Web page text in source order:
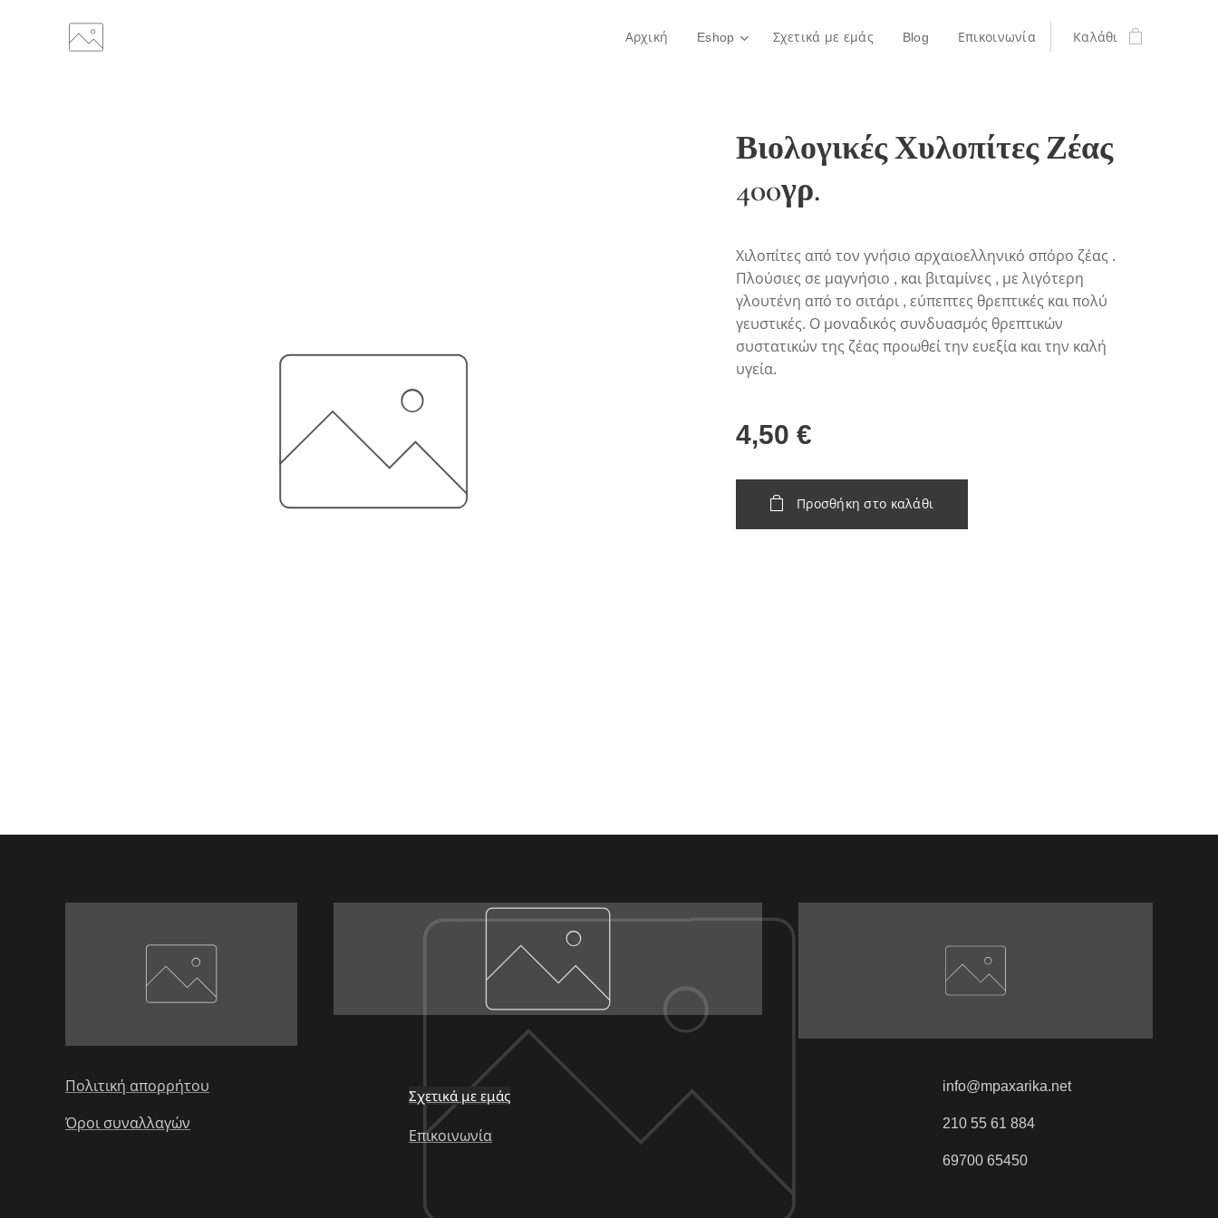
Αρχική Eshop Σχετικά με εμάς Blog Επικοινωνία Καλάθι
Βιολογικές Χυλοπίτες Ζέας
400γρ.
Χιλοπίτες από τον γνήσιο αρχαιοελληνικό σπόρο ζέας .
Πλούσιες σε μαγνήσιο , και βιταμίνες , με λιγότερη
γλουτένη από το σιτάρι , εύπεπτες θρεπτικές και πολύ
γευστικές. Ο μοναδικός συνδυασμός θρεπτικών
συστατικών της ζέας προωθεί την ευεξία και την καλή
υγεία.
4,50 €
Προσθήκη στο καλάθι
Πολιτική απορρήτου
Όροι συναλλαγών
Σχετικά με εμάς
Επικοινωνία
info@mpaxarika.net
210 55 61 884
69700 65450